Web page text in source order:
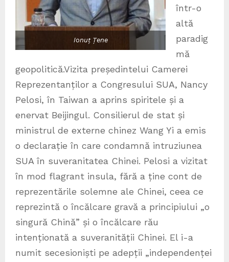
Ionuț Țene
într-o
altă
paradig
mă
geopolitică.Vizita președintelui Camerei
Reprezentanților a Congresului SUA, Nancy
Pelosi, în Taiwan a aprins spiritele și a
enervat Beijingul. Consilierul de stat și
ministrul de externe chinez Wang Yi a emis
o declarație în care condamnă intruziunea
SUA în suveranitatea Chinei. Pelosi a vizitat
în mod flagrant insula, fără a ține cont de
reprezentările solemne ale Chinei, ceea ce
reprezintă o încălcare gravă a principiului „o
singură Chină” și o încălcare rău
intenționată a suveranității Chinei. El i-a
numit secesioniști pe adepții „independenței